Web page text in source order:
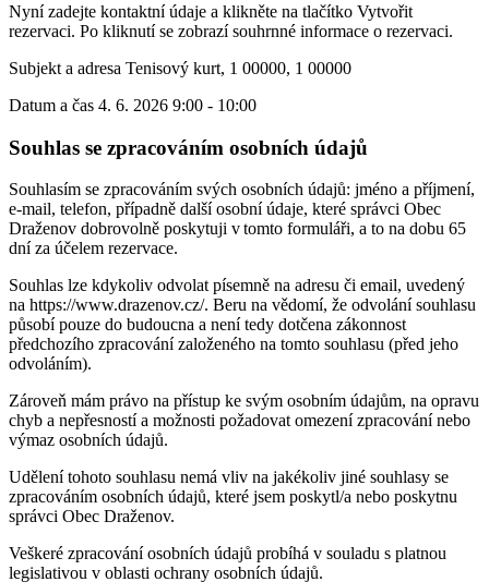
Nyní zadejte kontaktní údaje a klikněte na tlačítko Vytvořit
rezervaci. Po kliknutí se zobrazí souhrnné informace o rezervaci.
Subjekt a adresa Tenisový kurt, 1 00000, 1 00000
Datum a čas 4. 6. 2026 9:00 - 10:00
Souhlas se zpracováním osobních údajů
Souhlasím se zpracováním svých osobních údajů: jméno a příjmení,
e-mail, telefon, případně další osobní údaje, které správci Obec
Draženov dobrovolně poskytuji v tomto formuláři, a to na dobu 65
dní za účelem rezervace.
Souhlas lze kdykoliv odvolat písemně na adresu či email, uvedený
na https://www.drazenov.cz/. Beru na vědomí, že odvolání souhlasu
působí pouze do budoucna a není tedy dotčena zákonnost
předchozího zpracování založeného na tomto souhlasu (před jeho
odvoláním).
Zároveň mám právo na přístup ke svým osobním údajům, na opravu
chyb a nepřesností a možnosti požadovat omezení zpracování nebo
výmaz osobních údajů.
Udělení tohoto souhlasu nemá vliv na jakékoliv jiné souhlasy se
zpracováním osobních údajů, které jsem poskytl/a nebo poskytnu
správci Obec Draženov.
Veškeré zpracování osobních údajů probíhá v souladu s platnou
legislativou v oblasti ochrany osobních údajů.